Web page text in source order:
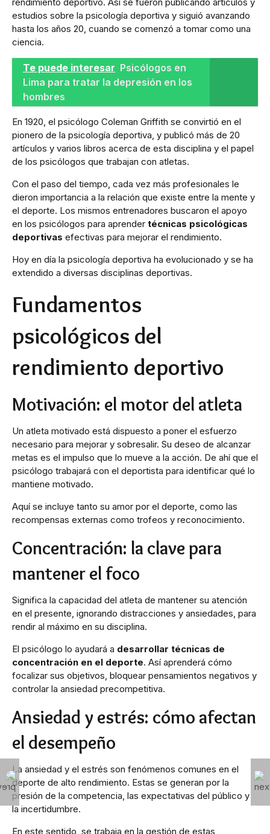
estudios sobre la psicología deportiva y siguió avanzando
hasta los años 20, cuando se comenzó a tomar como una
ciencia.
Te puede interesar Psicólogos en
Lima para tratar la depresión en los
hombres
En 1920, el psicólogo Coleman Griffith se convirtió en el
pionero de la psicología deportiva, y publicó más de 20
artículos y varios libros acerca de esta disciplina y el papel
de los psicólogos que trabajan con atletas.
Con el paso del tiempo, cada vez más profesionales le
dieron importancia a la relación que existe entre la mente y
el deporte. Los mismos entrenadores buscaron el apoyo
en los psicólogos para aprender técnicas psicológicas
deportivas efectivas para mejorar el rendimiento.
Hoy en día la psicología deportiva ha evolucionado y se ha
extendido a diversas disciplinas deportivas.
Fundamentos
psicológicos del
rendimiento deportivo
Motivación: el motor del atleta
Un atleta motivado está dispuesto a poner el esfuerzo
necesario para mejorar y sobresalir. Su deseo de alcanzar
metas es el impulso que lo mueve a la acción. De ahí que el
psicólogo trabajará con el deportista para identificar qué lo
mantiene motivado.
Aquí se incluye tanto su amor por el deporte, como las
recompensas externas como trofeos y reconocimiento.
Concentración: la clave para
mantener el foco
Significa la capacidad del atleta de mantener su atención
en el presente, ignorando distracciones y ansiedades, para
rendir al máximo en su disciplina.
El psicólogo lo ayudará a desarrollar técnicas de
concentración en el deporte. Así aprenderá cómo
focalizar sus objetivos, bloquear pensamientos negativos y
controlar la ansiedad precompetitiva.
Ansiedad y estrés: cómo afectan
el desempeño
La ansiedad y el estrés son fenómenos comunes en el
deporte de alto rendimiento. Estas se generan por la
presión de la competencia, las expectativas del público y
la incertidumbre.
En este sentido, se trabaja en la gestión de estas